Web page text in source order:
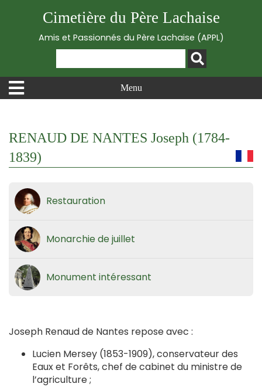
Cimetière du Père Lachaise
Amis et Passionnés du Père Lachaise (APPL)
Menu
RENAUD DE NANTES Joseph (1784-
1839)
Restauration
Monarchie de juillet
Monument intéressant
Joseph Renaud de Nantes repose avec :
Lucien Mersey (1853-1909), conservateur des
Eaux et Forêts, chef de cabinet du ministre de
l’agriculture ;